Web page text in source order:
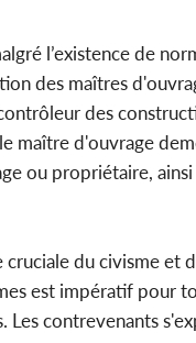
l’existence de
des maîtres
des
maître d'ouvrage
ou propriétaire,
du civisme et
est impératif pour
contrevenants